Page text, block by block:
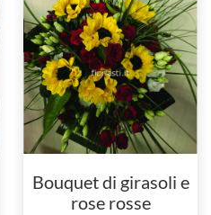
Bouquet di girasoli e
rose rosse